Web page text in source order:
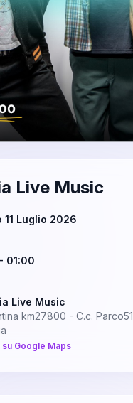
Live Music
11 Luglio 2026
- 01:00
Live Music
km27800 - C.c. Parco51
su Google Maps